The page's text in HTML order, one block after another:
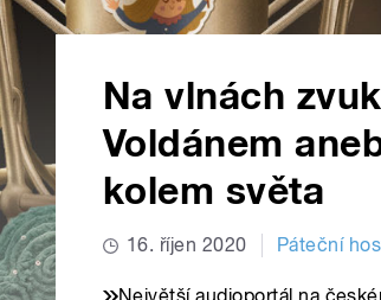
Na vlnách
Voldánem
kolem světa
16. říjen 2020 Páteční